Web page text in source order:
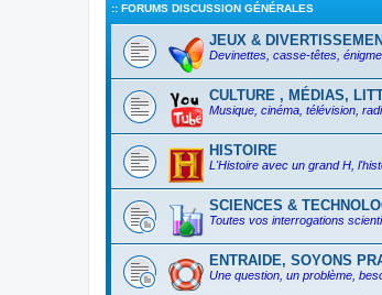
:: FORUMS DISCUSSION GÉNÉRALES
JEUX &
Devinettes, casse-têtes,
CULTURE , MÉDIAS,
Musique, cinéma, télévision,
HISTOIRE
L'Histoire avec un grand H,
SCIENCES &
Toutes vos interrogations
ENTRAIDE, SOYONS
Une question, un problème,